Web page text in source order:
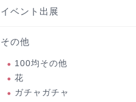
イベント出展
その他
100均その他
花
ガチャガチャ